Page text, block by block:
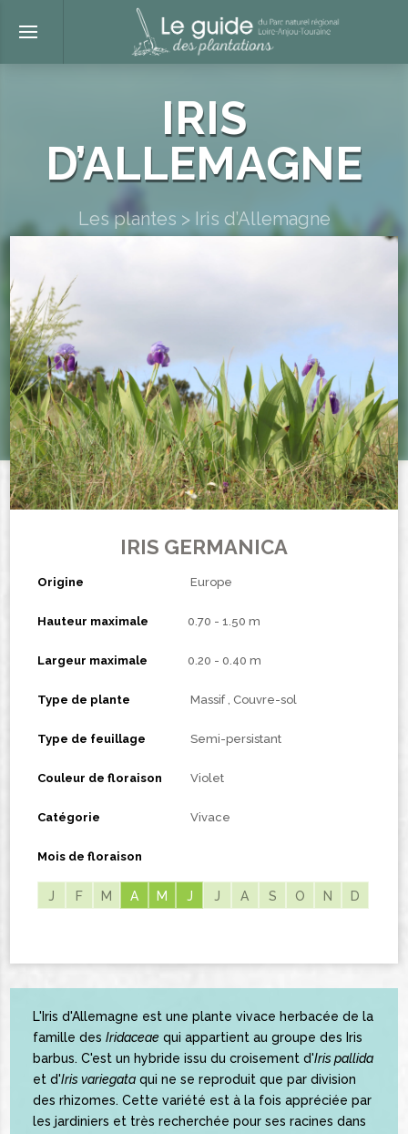
IRIS
D’ALLEMAGNE
Les plantes > Iris d’Allemagne
IRIS GERMANICA
Origine Europe
Hauteur maximale 0.70 - 1.50 m
Largeur maximale 0.20 - 0.40 m
Type de plante Massif Couvre-sol
Type de feuillage Semi-persistant
Couleur de floraison Violet
Catégorie Vivace
Mois de floraison
J F M A M J J A S O N D
A M J
L'Iris d'Allemagne est une plante vivace herbacée de la
famille desIridaceae qui appartient au groupe des Iris
barbus. C'est un hybride issu du croisement d'Iris pallida
et d'Iris variegata qui ne se reproduit que par division
des rhizomes. Cette variété est à la fois appréciée par
les jardiniers et très recherchée pour ses racines dans